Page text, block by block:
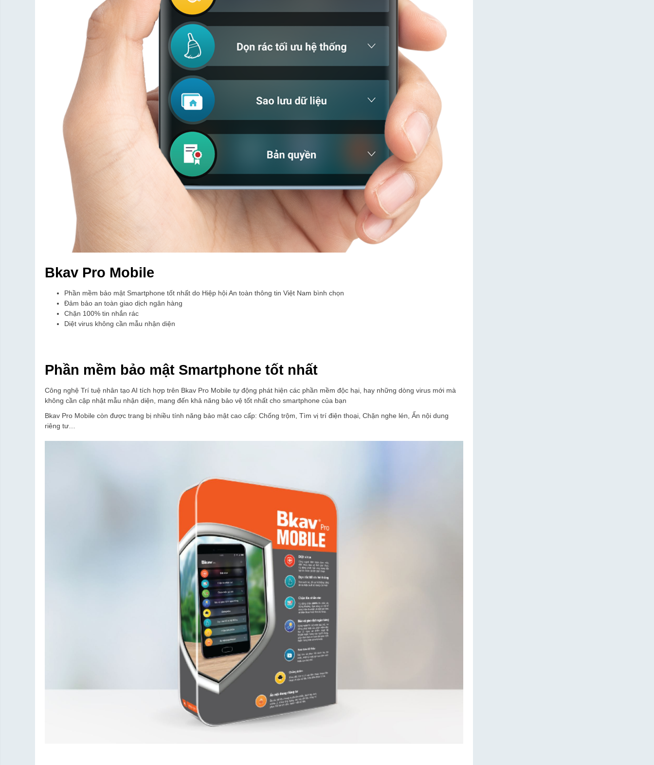
Bkav Pro Mobile
Phần mềm bảo mật Smartphone tốt nhất do Hiệp hội An toàn thông tin Việt Nam bình chọn
Đảm bảo an toàn giao dịch ngân hàng
Chặn 100% tin nhắn rác
Diệt virus không cần mẫu nhận diện
Phần mềm bảo mật Smartphone tốt nhất
Công nghệ Trí tuệ nhân tạo AI tích hợp trên Bkav Pro Mobile tự động phát hiện các phần mềm độc hại, hay những dòng virus mới mà
không cần cập nhật mẫu nhận diện, mang đến khả năng bảo vệ tốt nhất cho smartphone của bạn
Bkav Pro Mobile còn được trang bị nhiều tính năng bảo mật cao cấp: Chống trộm, Tìm vị trí điện thoại, Chặn nghe lén, Ẩn nội dung
riêng tư…